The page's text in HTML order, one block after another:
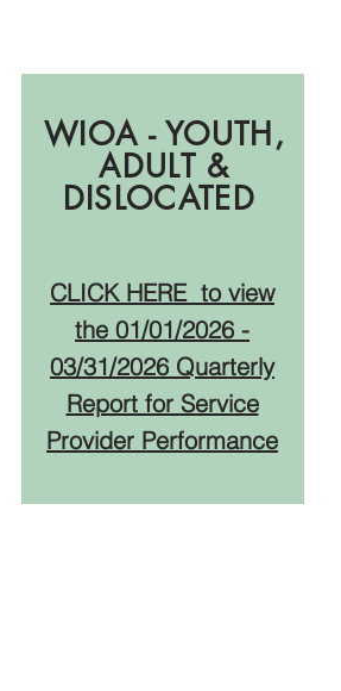
WIOA - YOUTH,
ADULT &
DISLOCATED
CLICK HERE to view
the 01/01/2026 -
03/31/2026 Quarterly
Report for Service
Provider Performance